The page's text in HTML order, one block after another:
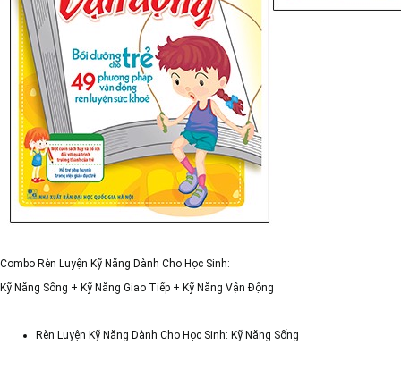
Combo Rèn Luyện Kỹ Năng Dành Cho Học Sinh:
Kỹ Năng Sống + Kỹ Năng Giao Tiếp + Kỹ Năng Vận Động
Rèn Luyện Kỹ Năng Dành Cho Học Sinh: Kỹ Năng Sống